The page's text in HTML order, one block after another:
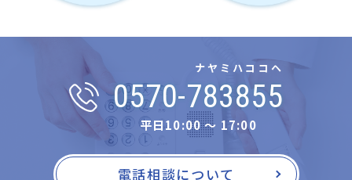
ナヤミハココヘ
0570-783855
平日10:00 〜 17:00
電話相談について